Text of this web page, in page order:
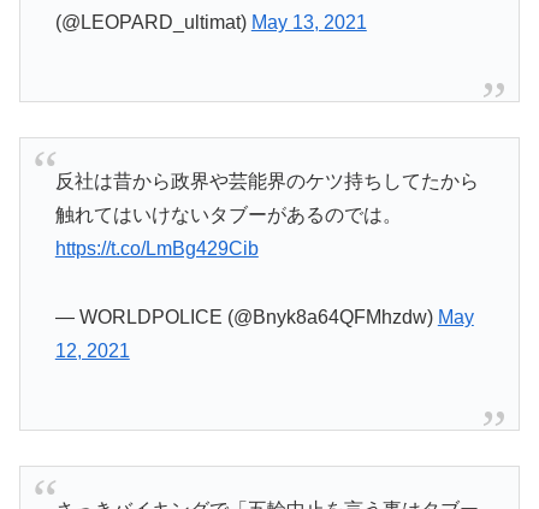
(@LEOPARD_ultimat) May 13, 2021
反社は昔から政界や芸能界のケツ持ちしてたから
触れてはいけないタブーがあるのでは。
https://t.co/LmBg429Cib
— WORLDPOLICE (@Bnyk8a64QFMhzdw) May
12, 2021